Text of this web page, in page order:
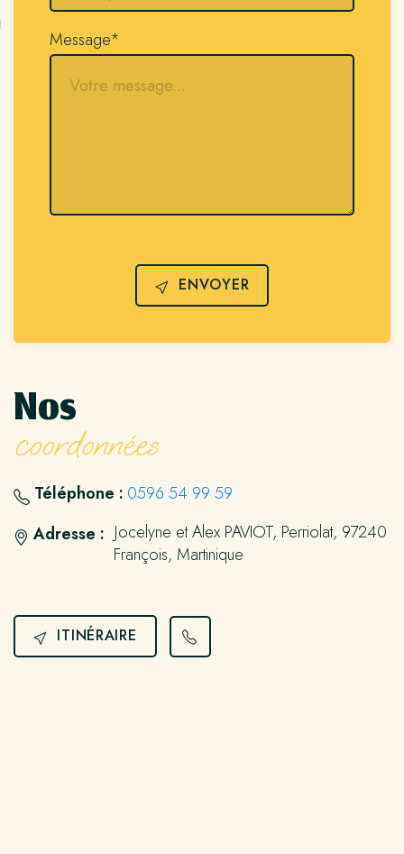
Message*
ENVOYER
Nos
coordonnées
Téléphone : 0596 54 99 59
Adresse : Jocelyne et Alex PAVIOT, Perriolat, 97240
François, Martinique
ITINÉRAIRE